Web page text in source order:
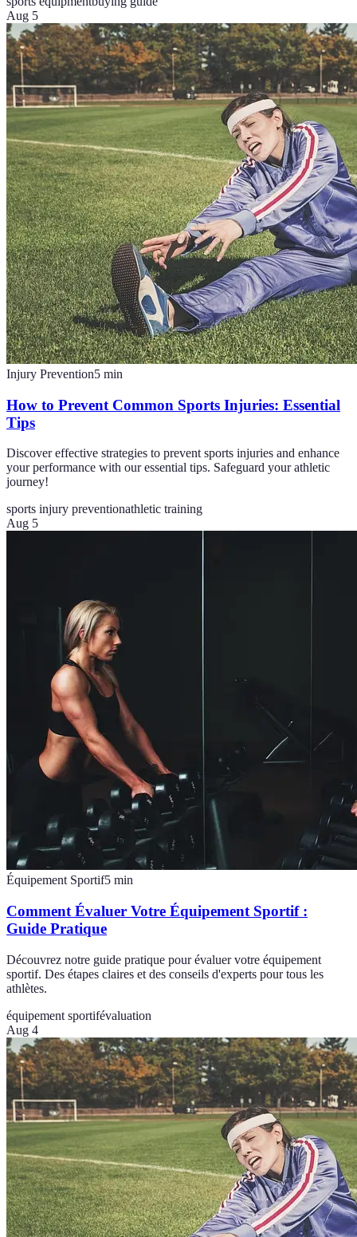
Aug 5
Injury Prevention5 min
How to Prevent Common Sports Injuries: Essential
Tips
Discover effective strategies to prevent sports injuries and enhance
your performance with our essential tips. Safeguard your athletic
journey!
sports injury preventionathletic training
Aug 5
Équipement Sportif5 min
Comment Évaluer Votre Équipement Sportif :
Guide Pratique
Découvrez notre guide pratique pour évaluer votre équipement
sportif. Des étapes claires et des conseils d'experts pour tous les
athlètes.
équipement sportifévaluation
Aug 4